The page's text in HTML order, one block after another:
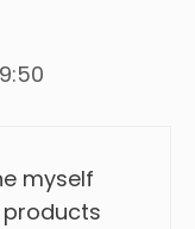
myself